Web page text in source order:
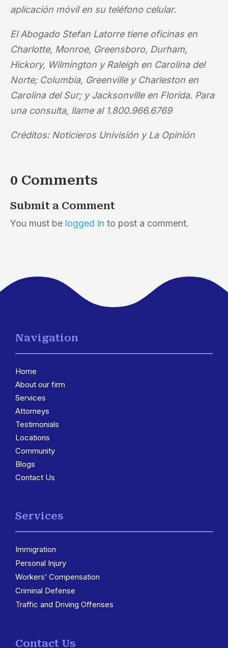
aplicación móvil en su teléfono celular.
El Abogado Stefan Latorre tiene oficinas en
Charlotte, Monroe, Greensboro, Durham,
Hickory, Wilmington y Raleigh en Carolina del
Norte; Columbia, Greenville y Charleston en
Carolina del Sur; y Jacksonville en Florida. Para
una consulta, llame al 1.800.966.6769
Créditos: Noticieros Univisión y La Opinión
0 Comments
Submit a Comment
You must be logged in to post a comment.
Navigation
Home
About our firm
Services
Attorneys
Testimonials
Locations
Community
Blogs
Contact Us
Services
Immigration
Personal Injury
Workers’ Compensation
Criminal Defense
Traffic and Driving Offenses
Contact Us